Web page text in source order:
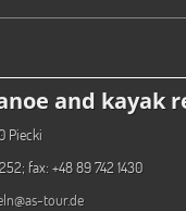
and kayak
Piecki
fax: +48 89 742 1430
tour.de